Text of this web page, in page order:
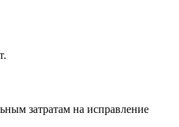
затратам на исправление